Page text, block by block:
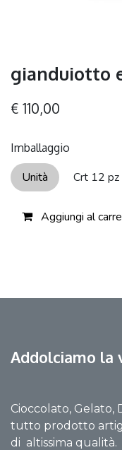
gianduiotto
€ 110,00
Imballaggio
Unità Crt 12 pz
Aggiungi al
Addolciamo la
Cioccolato, Gelato,
tutto prodotto
di altissima qualità.